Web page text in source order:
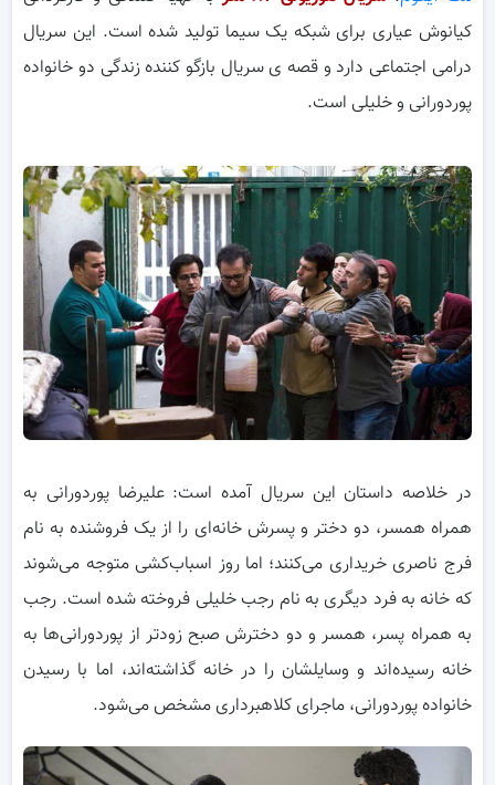
کیانوش عیاری برای شبکه یک سیما تولید شده است. این سریال
درامی اجتماعی دارد و قصه ی سریال بازگو کننده زندگی دو خانواده
پوردورانی و خلیلی است.
در خلاصه داستان این سریال آمده است: علیرضا پوردورانی به
همراه همسر، دو دختر و پسرش خانه‌ای را از یک فروشنده به نام
فرج ناصری خریداری می‌کنند؛ اما روز اسباب‌کشی متوجه می‌شوند
که خانه به فرد دیگری به نام رجب خلیلی فروخته شده است. رجب
به همراه پسر، همسر و دو دخترش صبح زودتر از پوردورانی‌ها به
خانه رسیده‌اند و وسایلشان را در خانه گذاشته‌اند، اما با رسیدن
خانواده پوردورانی، ماجرای کلاهبرداری مشخص می‌شود.